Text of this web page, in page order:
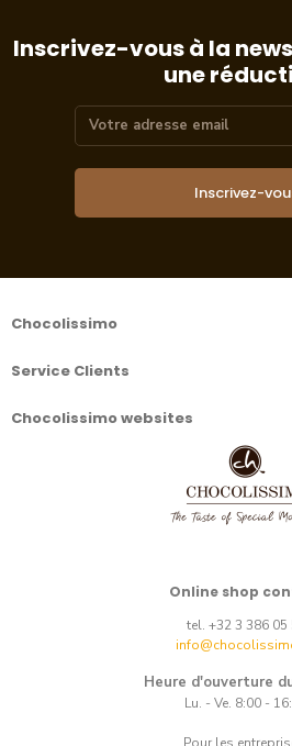
Inscrivez-vous à la
une
Inscrivez-
Chocolissimo
Service Clients
Chocolissimo websites
Online shop
tel. +32 3 386 05
Heure d'ouverture
Lu. - Ve. 8:00 -